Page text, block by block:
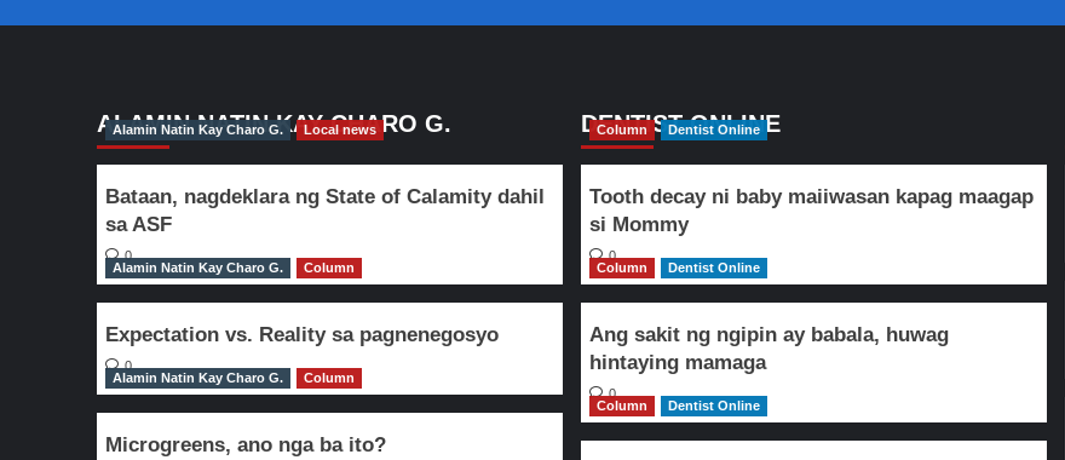
sa
na
may
swimming
imbes
maligo
sa
Manila
Bay
ALAMIN NATIN KAY CHARO G.
Alamin Natin Kay Charo G. Local news
Bataan, nagdeklara ng State of Calamity dahil
sa ASF
0
Alamin Natin Kay Charo G.
Column
Expectation vs. Reality sa pagnenegosyo
0
Alamin Natin Kay Charo G.
Column
Microgreens, ano nga ba ito?
DENTIST ONLINE
Column Dentist Online
Tooth decay ni baby maiiwasan kapag maagap
si Mommy
0
Column
Dentist Online
Ang sakit ng ngipin ay babala, huwag
hintaying mamaga
0
Column
Dentist Online